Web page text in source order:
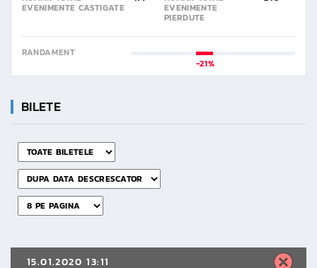
EVENIMENTE CASTIGATE EVENIMENTE
PIERDUTE
RANDAMENT
-21%
BILETE
15.01.2020 13:11